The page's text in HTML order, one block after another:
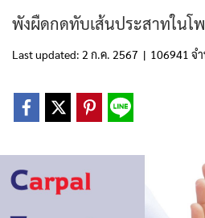
พังผืดกดทับเส้นประสาทในโ
Last updated: 2 ก.ค. 2567 | 106941 จ